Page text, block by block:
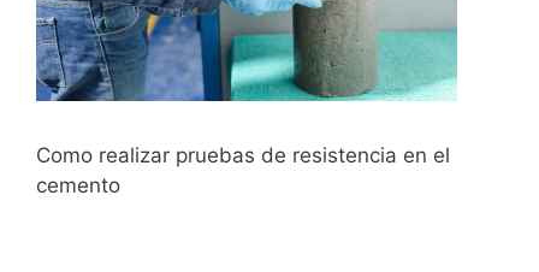
Como realizar pruebas de resistencia en el
cemento